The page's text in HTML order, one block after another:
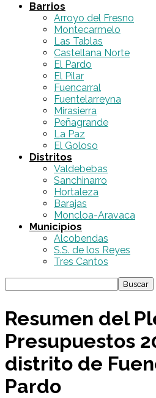
Barrios
Arroyo del Fresno
Montecarmelo
Las Tablas
Castellana Norte
El Pardo
El Pilar
Fuencarral
Fuentelarreyna
Mirasierra
Peñagrande
La Paz
El Goloso
Distritos
Valdebebas
Sanchinarro
Hortaleza
Barajas
Moncloa-Aravaca
Municipios
Alcobendas
S.S. de los Reyes
Tres Cantos
Resumen del
Presupuestos
distrito de
Pardo